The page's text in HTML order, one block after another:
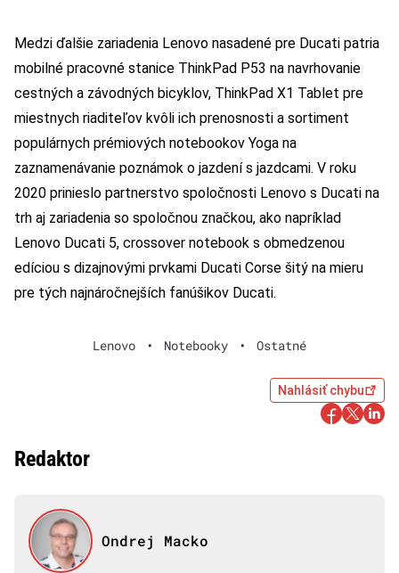
Medzi ďalšie zariadenia Lenovo nasadené pre Ducati patria
mobilné pracovné stanice ThinkPad P53 na navrhovanie
cestných a závodných bicyklov, ThinkPad X1 Tablet pre
miestnych riaditeľov kvôli ich prenosnosti a sortiment
populárnych prémiových notebookov Yoga na
zaznamenávanie poznámok o jazdení s jazdcami. V roku
2020 prinieslo partnerstvo spoločnosti Lenovo s Ducati na
trh aj zariadenia so spoločnou značkou, ako napríklad
Lenovo Ducati 5, crossover notebook s obmedzenou
edíciou s dizajnovými prvkami Ducati Corse šitý na mieru
pre tých najnáročnejších fanúšikov Ducati.
Lenovo • Notebooky • Ostatné
Nahlásiť chybu
Redaktor
Ondrej Macko